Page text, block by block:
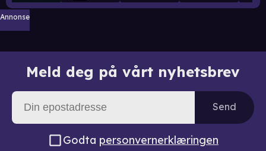
Annonse
Meld deg på vårt nyhetsbrev
Send
Godta personvernerklæringen